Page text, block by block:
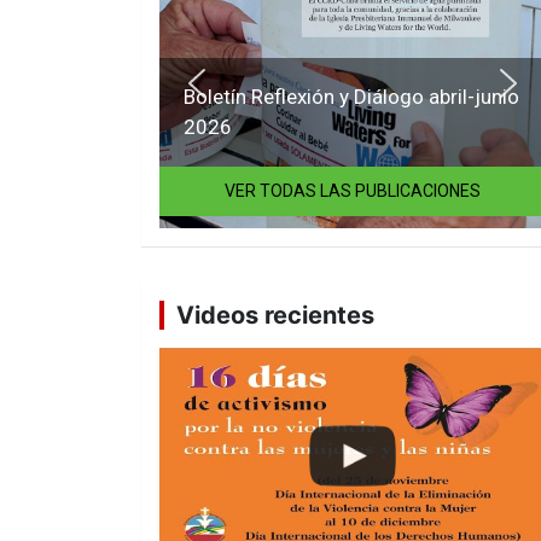
Boletín Reflexión y Diálogo abril-junio
VER TODAS LAS PUBLICACIONES
Videos recientes